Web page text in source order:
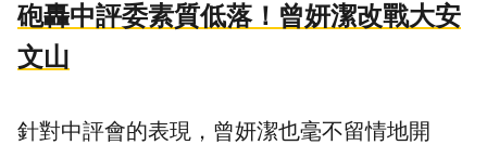
砲轟中評委素質低落！曾妍潔改戰大安
文山
針對中評會的表現，曾妍潔也毫不留情地開